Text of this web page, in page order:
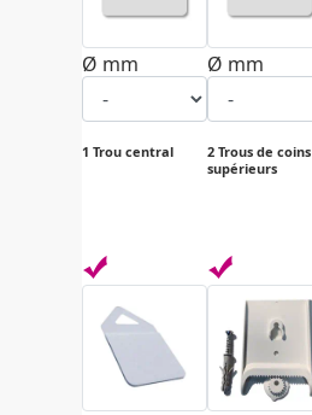
Ø mm
1 Trou central
Ø mm
2 Trous de coins
supérieurs